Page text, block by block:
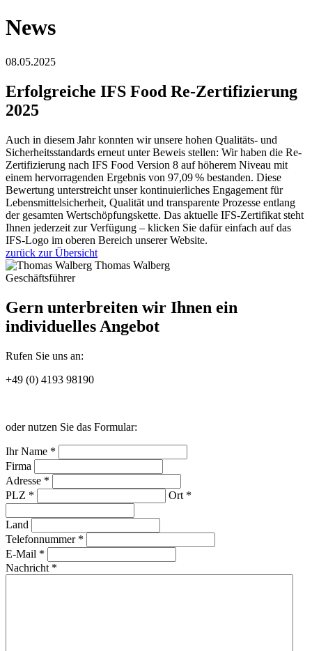
News
08.05.2025
Erfolgreiche IFS Food Re-Zertifizierung
2025
Auch in diesem Jahr konnten wir unsere hohen Qualitäts- und
Sicherheitsstandards erneut unter Beweis stellen: Wir haben die Re-
Zertifizierung nach IFS Food Version 8 auf höherem Niveau mit
einem hervorragenden Ergebnis von 97,09 % bestanden. Diese
Bewertung unterstreicht unser kontinuierliches Engagement für
Lebensmittelsicherheit, Qualität und transparente Prozesse entlang
der gesamten Wertschöpfungskette. Das aktuelle IFS-Zertifikat steht
Ihnen jederzeit zur Verfügung – klicken Sie dafür einfach auf das
IFS-Logo im oberen Bereich unserer Website.
zurück zur Übersicht
Thomas Walberg
Geschäftsführer
Gern unterbreiten wir Ihnen ein
individuelles Angebot
Rufen Sie uns an:
+49 (0) 4193 98190
oder nutzen Sie das Formular:
Ihr Name *
Firma
Adresse *
PLZ *
Ort *
Land
Telefonnummer *
E-Mail *
Nachricht *